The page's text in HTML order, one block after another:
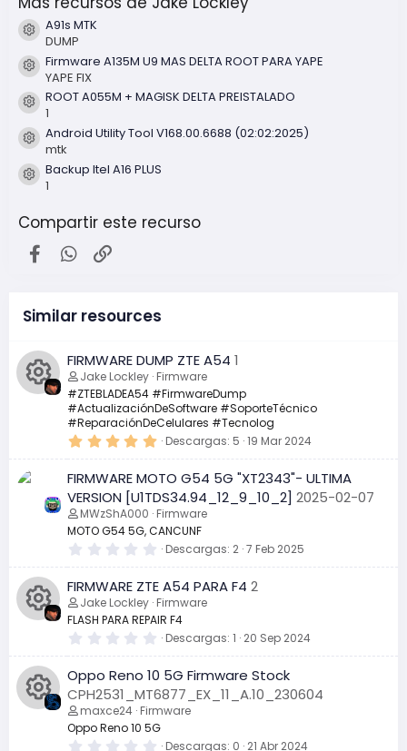
Icono del recurso
A91s MTK
DUMP
Icono del recurso
Firmware A135M U9 MAS DELTA ROOT PARA YAPE
YAPE FIX
Icono del recurso
ROOT A055M + MAGISK DELTA PREISTALADO
1
Icono del recurso
Android Utility Tool V168.00.6688 (02:02:2025)
mtk
Icono del recurso
Backup Itel A16 PLUS
1
Compartir este recurso
FacebookWhatsApp
Similar resources
c
o
o
d
l
r
FIRMWARE DUMP ZTE A54 1
Jake Lockley Firmware
#ZTEBLADEA54 #FirmwareDump
#ActualizaciónDeSoftware #SoporteTécnico
#ReparaciónDeCelulares #Tecnolog
5
0
e
s
t
r
l
a
(
s
)
Descargas 5 19 Mar 2024
FIRMWARE MOTO G54 5G "XT2343"- ULTIMA
VERSION [U1TDS34.94_12_9_10_2] 2025-02-07
MWzShA000 Firmware
MOTO G54 5G, CANCUNF
0
0
e
s
t
l
a
(
s
)
Descargas 2 7 Feb 2025
I
c
FIRMWARE ZTE A54 PARA F4 2
Jake Lockley Firmware
FLASH PARA REPAIR F4
0
0
e
s
t
r
Descargas 1 20 Sep 2024
Oppo Reno 10 5G Firmware Stock
CPH2531_MT6877_EX_11_A.10_230604
maxce24 Firmware
Oppo Reno 10 5G
0 Descargas 0 21 Abr 2024